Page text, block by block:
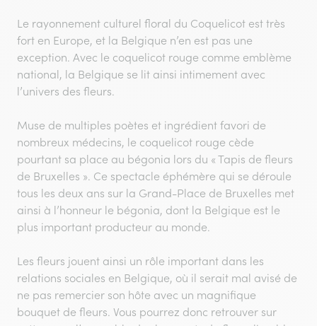
Le rayonnement culturel floral du Coquelicot est très
fort en Europe, et la Belgique n’en est pas une
exception. Avec le coquelicot rouge comme emblème
national, la Belgique se lit ainsi intimement avec
l’univers des fleurs.
Muse de multiples poètes et ingrédient favori de
nombreux médecins, le coquelicot rouge cède
pourtant sa place au bégonia lors du « Tapis de fleurs
de Bruxelles ». Ce spectacle éphémère qui se déroule
tous les deux ans sur la Grand-Place de Bruxelles met
ainsi à l’honneur le bégonia, dont la Belgique est le
plus important producteur au monde.
Les fleurs jouent ainsi un rôle important dans les
relations sociales en Belgique, où il serait mal avisé de
ne pas remercier son hôte avec un magnifique
bouquet de fleurs. Vous pourrez donc retrouver sur